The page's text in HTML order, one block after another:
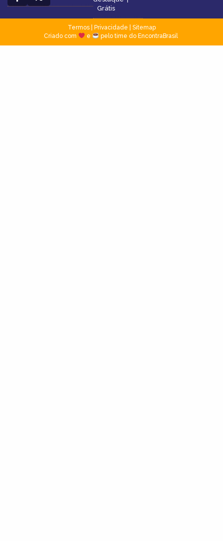
Grátis
Termos| Privacidade
Sitemap
Criado com
e pelo time do EncontraBrasil